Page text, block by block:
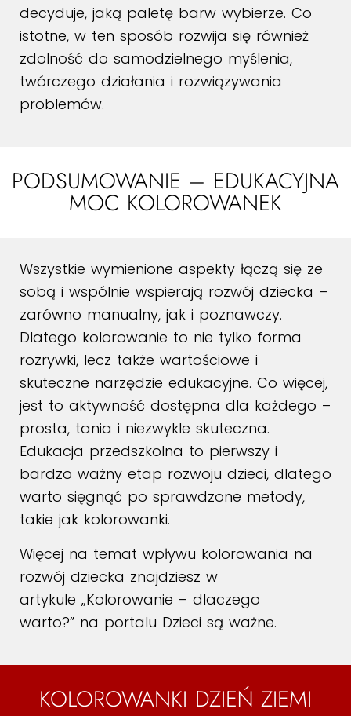
decyduje, jaką paletę barw wybierze. Co
istotne, w ten sposób rozwija się również
zdolność do samodzielnego myślenia,
twórczego działania i rozwiązywania
problemów.
PODSUMOWANIE – EDUKACYJNA
MOC KOLOROWANEK
Wszystkie wymienione aspekty łączą się ze
sobą i wspólnie wspierają rozwój dziecka –
zarówno manualny, jak i poznawczy.
Dlatego kolorowanie to nie tylko forma
rozrywki, lecz także wartościowe i
skuteczne narzędzie edukacyjne. Co więcej,
jest to aktywność dostępna dla każdego –
prosta, tania i niezwykle skuteczna.
Edukacja przedszkolna to pierwszy i
bardzo ważny etap rozwoju dzieci, dlatego
warto sięgnąć po sprawdzone metody,
takie jak kolorowanki.
Więcej na temat wpływu kolorowania na
rozwój dziecka znajdziesz w
artykule „Kolorowanie – dlaczego
warto?” na portalu Dzieci są ważne.
KOLOROWANKI DZIEŃ ZIEMI